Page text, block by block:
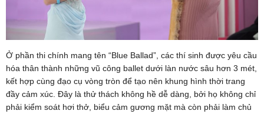
Ở phần thi chính mang tên “Blue Ballad”, các thí sinh được yêu cầu
hóa thân thành những vũ công ballet dưới làn nước sâu hơn 3 mét,
kết hợp cùng đạo cụ vòng tròn để tạo nên khung hình thời trang
đầy cảm xúc. Đây là thử thách không hề dễ dàng, bởi họ không chỉ
phải kiểm soát hơi thở, biểu cảm gương mặt mà còn phải làm chủ